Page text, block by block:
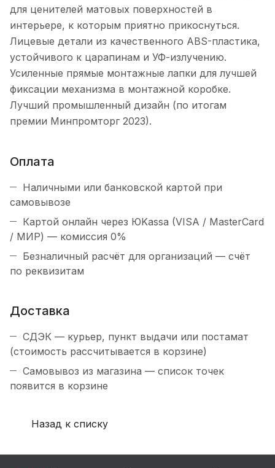
для ценителей матовых поверхностей в
интерьере, к которым приятно прикоснуться.
Лицевые детали из качественного ABS-пластика,
устойчивого к царапинам и УФ-излучению.
Усиленные прямые монтажные лапки для лучшей
фиксации механизма в монтажной коробке.
Лучший промышленный дизайн (по итогам
премии Минпромторг 2023).
Оплата
Наличными или банковской картой при
самовывозе
Картой онлайн через ЮKassa (VISA / MasterCard
/ МИР) — комиссия 0%
Безналичный расчёт для организаций — счёт
по реквизитам
Доставка
СДЭК — курьер, пункт выдачи или постамат
(стоимость рассчитывается в корзине)
Самовывоз из магазина — список точек
появится в корзине
Назад к списку